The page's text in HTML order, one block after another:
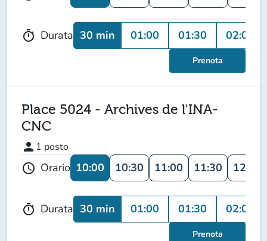
timer Durata 30 min 01:00 01:30 02:00
Prenota
Place 5024 - Archives de l'INA-
CNC
person 1 posto
schedule Orario 10:00 10:30 11:00 11:30 12:00
timer Durata 30 min 01:00 01:30 02:00
Prenota